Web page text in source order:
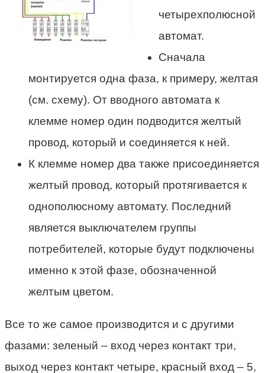
четырехполюсной
автомат.
Сначала
монтируется одна фаза, к примеру, желтая
(см. схему). От вводного автомата к
клемме номер один подводится желтый
провод, который и соединяется к ней.
К клемме номер два также присоединяется
желтый провод, который протягивается к
однополюсному автомату. Последний
является выключателем группы
потребителей, которые будут подключены
именно к этой фазе, обозначенной
желтым цветом.
Все то же самое производится и с другими
фазами: зеленый – вход через контакт три,
выход через контакт четыре, красный вход – 5,